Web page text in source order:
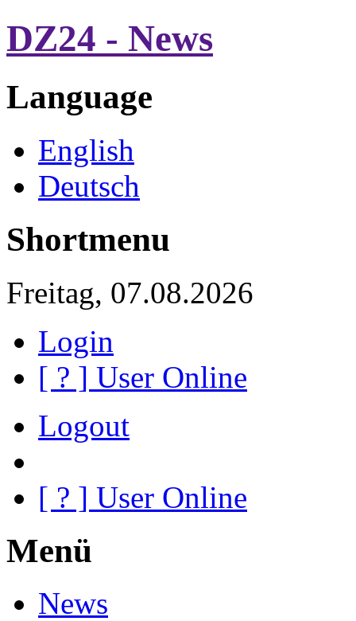
DZ24 - News
Language
English
Deutsch
Shortmenu
Freitag, 07.08.2026
Login
[ ? ] User Online
Logout
[ ? ] User Online
Menü
News